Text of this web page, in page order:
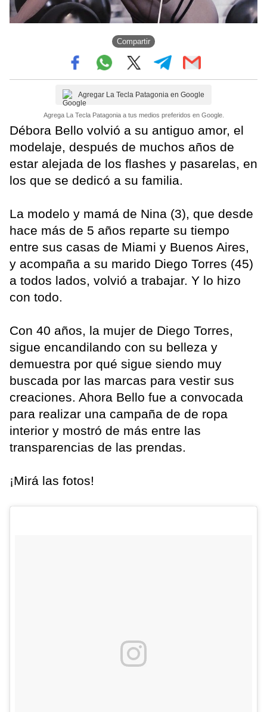
Compartir
Agregar La Tecla Patagonia en Google
Agrega La Tecla Patagonia a tus medios preferidos en Google.
Débora Bello volvió a su antiguo amor, el
modelaje, después de muchos años de
estar alejada de los flashes y pasarelas, en
los que se dedicó a su familia.
La modelo y mamá de Nina (3), que desde
hace más de 5 años reparte su tiempo
entre sus casas de Miami y Buenos Aires,
y acompaña a su marido Diego Torres (45)
a todos lados, volvió a trabajar. Y lo hizo
con todo.
Con 40 años, la mujer de Diego Torres,
sigue encandilando con su belleza y
demuestra por qué sigue siendo muy
buscada por las marcas para vestir sus
creaciones. Ahora Bello fue a convocada
para realizar una campaña de de ropa
interior y mostró de más entre las
transparencias de las prendas.
¡Mirá las fotos!